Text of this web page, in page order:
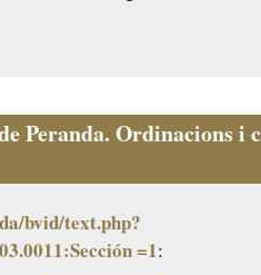
Peranda. Ordinacions i
bvid/text.php?
=1: